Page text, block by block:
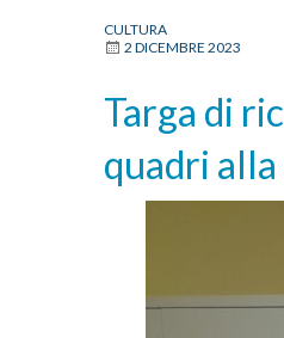
CULTURA
2 DICEMBRE 2023
Targa di
quadri alla